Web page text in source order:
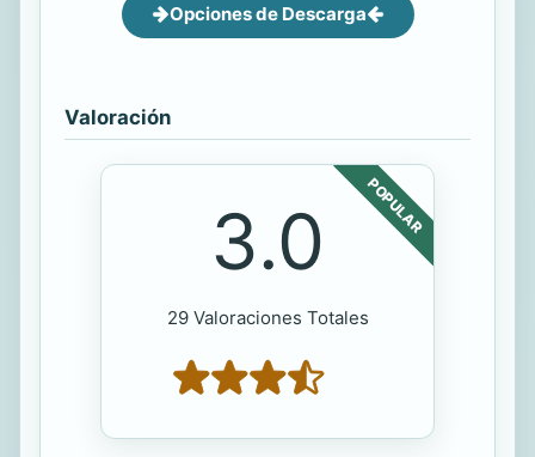
Opciones de Descarga
Valoración
POPULAR
3.0
29 Valoraciones Totales